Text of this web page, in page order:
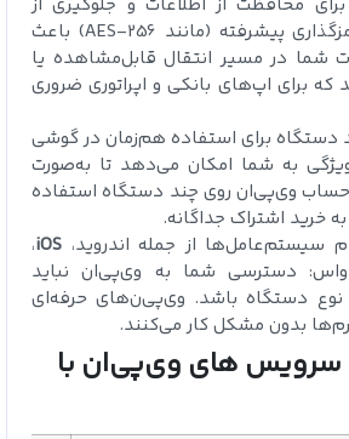
شنود ارتباط: رمزگذاری پیشرفته (مانند AES-256) باعث
شما در مسیر انتقال قابل‌مشاهده یا
که برای اپ‌های بانکی و اپراتوری ضروری
دستگاه برای استفاده هم‌زمان در گوشی
به شما امکان می‌دهد تا به‌صورت
وی‌پی‌ان روی چند دستگاه استفاده
به خرید اشتراک جداگانه.
سیستم‌عامل‌ها از جمله اندروید، iOS،
دسترسی شما به وی‌پی‌ان نباید
دستگاه باشد. وی‌پی‌ن‌های حرفه‌ای
بدون مشکل کار می‌کنند.
سرویس‌ های وی‌پی‌ان با